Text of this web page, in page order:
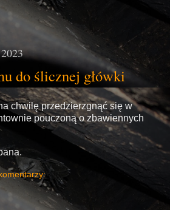
do ślicznej główki
chwilę przedzierzgnąć się w
pouczoną o zbawiennych